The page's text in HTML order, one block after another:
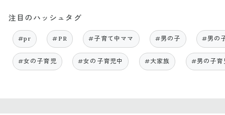
注目のハッシュタグ
#pr #PR #子育て中ママ #男の子 #男の
#女の子育児 #女の子育児中 #大家族 #男の子育